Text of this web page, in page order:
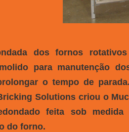
dos fornos
para manutenção
o tempo de
Solutions criou o
feita sob
do forno.